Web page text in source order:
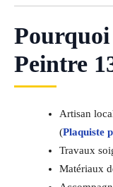
Peintre
Artisan
(Plaquiste
Travaux
Matériaux